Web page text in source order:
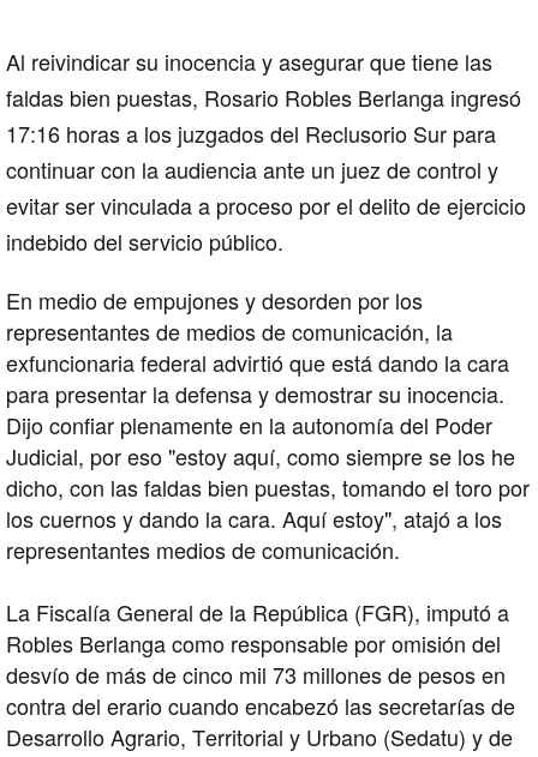
Al reivindicar su inocencia y asegurar que tiene las
faldas bien puestas, Rosario Robles Berlanga ingresó
17:16 horas a los juzgados del Reclusorio Sur para
continuar con la audiencia ante un juez de control y
evitar ser vinculada a proceso por el delito de ejercicio
indebido del servicio público.
En medio de empujones y desorden por los
representantes de medios de comunicación, la
exfuncionaria federal advirtió que está dando la cara
para presentar la defensa y demostrar su inocencia.
Dijo confiar plenamente en la autonomía del Poder
Judicial, por eso "estoy aquí, como siempre se los he
dicho, con las faldas bien puestas, tomando el toro por
los cuernos y dando la cara. Aquí estoy", atajó a los
representantes medios de comunicación.
La Fiscalía General de la República (FGR), imputó a
Robles Berlanga como responsable por omisión del
desvío de más de cinco mil 73 millones de pesos en
contra del erario cuando encabezó las secretarías de
Desarrollo Agrario, Territorial y Urbano (Sedatu) y de